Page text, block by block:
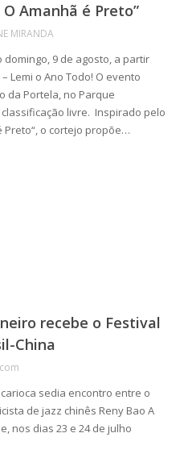
Amanhã é Preto”
MIRANDA
domingo, 9 de agosto, a partir
Lemi o Ano Todo! O evento
da Portela, no Parque
livre. Inspirado pelo
Preto“, o cortejo propõe…
recebe o Festival
China
sedia encontro entre o
de jazz chinês Reny Bao A
nos dias 23 e 24 de julho